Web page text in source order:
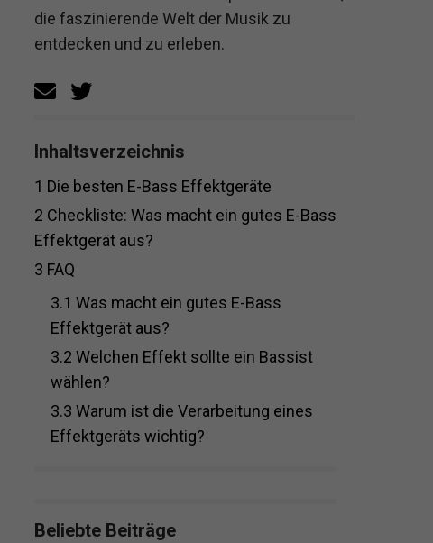
die faszinierende Welt der Musik zu
entdecken und zu erleben.
Inhaltsverzeichnis
1 Die besten E-Bass Effektgeräte
2 Checkliste: Was macht ein gutes E-Bass
Effektgerät aus?
3 FAQ
3.1 Was macht ein gutes E-Bass
Effektgerät aus?
3.2 Welchen Effekt sollte ein Bassist
wählen?
3.3 Warum ist die Verarbeitung eines
Effektgeräts wichtig?
Beliebte Beiträge